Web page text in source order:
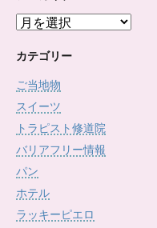
ア
カ
ブ
カテゴリー
ご当地物
スイーツ
トラピスト修道院
バリアフリー情報
パン
ホテル
ラッキーピエロ